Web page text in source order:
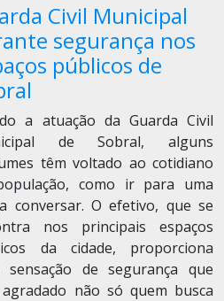
Civil Municipal
segurança nos
públicos de
a atuação da Guarda Civil
de Sobral, alguns
têm voltado ao cotidiano
como ir para uma
conversar. O efetivo, que se
nos principais espaços
da cidade, proporciona
sensação de segurança que
não só quem busca